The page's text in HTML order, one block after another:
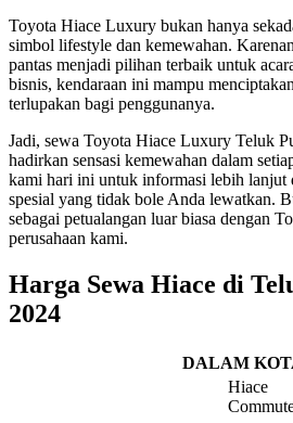
Toyota Hiace Luxury bukan hanya
simbol lifestyle dan kemewahan.
pantas menjadi pilihan terbaik untuk
bisnis, kendaraan ini mampu
terlupakan bagi penggunanya.
Jadi, sewa Toyota Hiace Luxury Teluk
hadirkan sensasi kemewahan dalam
kami hari ini untuk informasi lebih lanjut
spesial yang tidak bole Anda lewatkan.
sebagai petualangan luar biasa dengan
perusahaan kami.
Harga Sewa Hiace di
2024
DALAM
Hiace